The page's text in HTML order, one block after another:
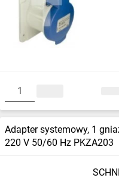
Adapter systemowy, 1
220 V 50/60 Hz PKZA203